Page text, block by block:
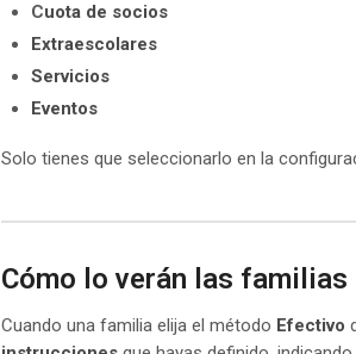
Cuota de socios
Extraescolares
Servicios
Eventos
Solo tienes que seleccionarlo en la
Cómo lo verán las familias
Cuando una familia elija el método Efectivo